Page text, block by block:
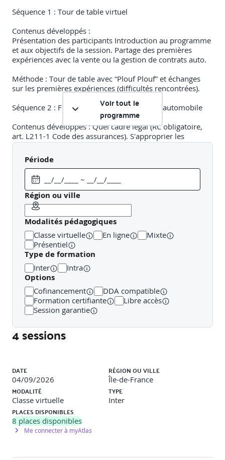
Séquence 1 : Tour de table virtuel
Contenus développés :
Présentation des participants Introduction au programme
et aux objectifs de la session. Partage des premières
expériences avec la vente ou la gestion de contrats auto.
Méthode : Tour de table avec “Plouf Plouf” et échanges
sur les premières expériences (difficultés rencontrées).
Séquence 2 : Fondamentaux de l’assurance automobile
Contenus développés : Quel cadre légal (RC obligatoire,
art. L211-1 Code des assurances). S'approprier les
garanties : contenu, logique de couverture, options
possibles.
Les critères tarifaires : usage du véhicule, profil du
conducteur, bonus-malus, zone géographique. Méthode :
Focus-cours avec illustrations de cas client et tableau
comparatif des formules. Sondage de validation de la
compréhension.
Séquence 3 : Souscription et gestion en agence
Contenus développés :
Processus de souscription : collecte des besoins, pièces
justificatives, consentement du client. Documents à
remettre : devis, IPID, fiche conseil Identifier les cas
d'erreurs fréquentes et les éviter (défaut d'information,
incohérence d'usage, absence de justificatif).
Méthode :
Cas pratiques en sous- salles sur un parcours client
simulé, restitution et correction en plénière collective.
Voir tout le
programme
Période
Région ou ville
Modalités pédagogiques
Classe virtuelle En ligne
Mixte
Présentiel
Type de formation
Inter Intra
Options
Cofinancement
DDA compatible
Formation certifiante
Libre accès
Session garantie
4 sessions
DATE
04/09/2026
RÉGION OU VILLE
Île-de-France
MODALITÉ
Classe virtuelle
TYPE
Inter
PLACES DISPONIBLES
8 places disponibles
Me connecter à myAtlas